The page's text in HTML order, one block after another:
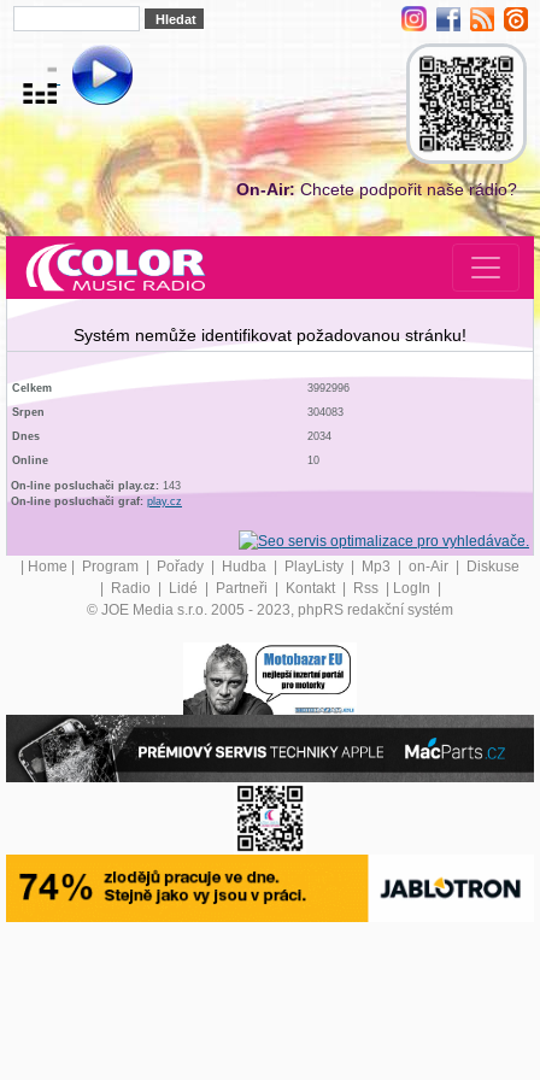
On-Air:Chcete podpořit naše rádio?
Systém nemůže identifikovat požadovanou stránku!
Celkem
3992996
Srpen
304083
Dnes
2034
Online
10
On-line posluchači play.cz: 143
On-line posluchači graf: play.cz
| Home | Program | Pořady | Hudba | PlayListy | Mp3 | on-Air | Diskuse
| Radio | Lidé | Partneři | Kontakt | Rss | LogIn |
© JOE Media s.r.o. 2005 - 2023, phpRS redakční systém